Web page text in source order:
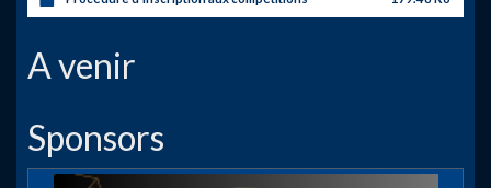
A venir
Sponsors